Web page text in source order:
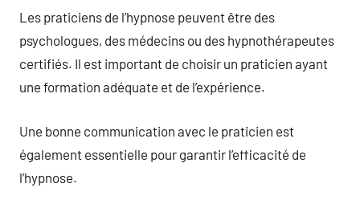
Les praticiens de l’hypnose peuvent être des
psychologues, des médecins ou des hypnothérapeutes
certifiés. Il est important de choisir un praticien ayant
une formation adéquate et de l’expérience.
Une bonne communication avec le praticien est
également essentielle pour garantir l’efficacité de
l’hypnose.